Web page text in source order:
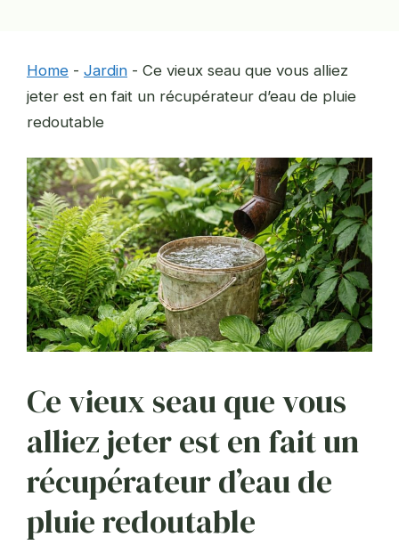
Home - Jardin - Ce vieux seau que vous alliez
jeter est en fait un récupérateur d’eau de pluie
redoutable
Ce vieux seau que vous
alliez jeter est en fait un
récupérateur d’eau de
pluie redoutable